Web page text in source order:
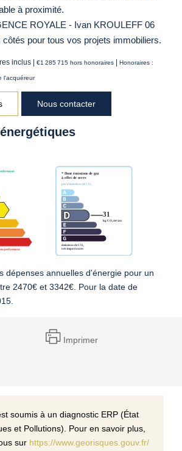
à proximité.
ROYALE - Ivan KROULEFF 06
côtés pour tous vos projets immobiliers.
inclus | €1 285 715 hors honoraires | Honoraires :
l'acquéreur
Nous contacter
dépenses annuelles d'énergie pour un
2470€ et 3342€. Pour la date de
Imprimer
soumis à un diagnostic ERP (État
et Pollutions). Pour en savoir plus,
sur https://www.georisques.gouv.fr/